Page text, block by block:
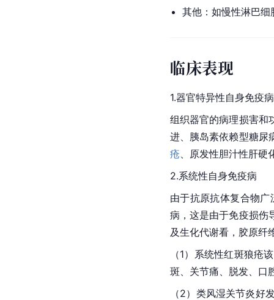
其他：如慢性淋巴细
临床表现
1.器官特异性自身免疫病
组织器官的病理损害和
进、胰岛素依赖型糖尿
疮 、原发性胆汁性肝硬
2.系统性自身免疫病
由于抗原抗体复合物广
病 ，这是由于免疫损
及生化代谢看，胶原纤
（1） 系统性红斑狼疮
斑、关节痛、 脱发 、
（2）类风湿关节炎好